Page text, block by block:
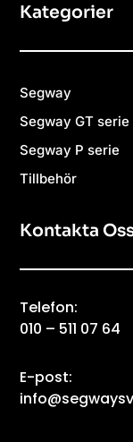
Kategorier
Segway
Segway GT serie
Segway P serie
Tillbehör
Kontakta
Telefon:
010 – 511 07 64
E-post: